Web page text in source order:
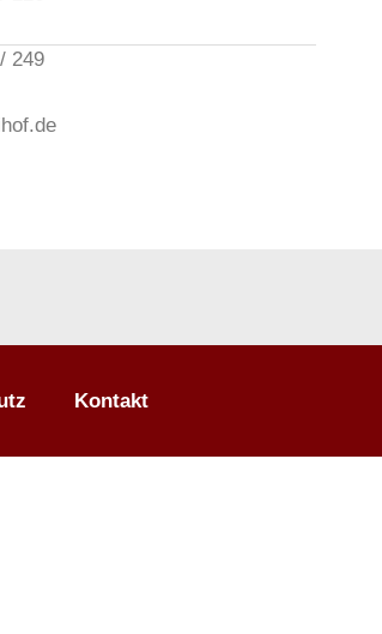
249
Kontakt